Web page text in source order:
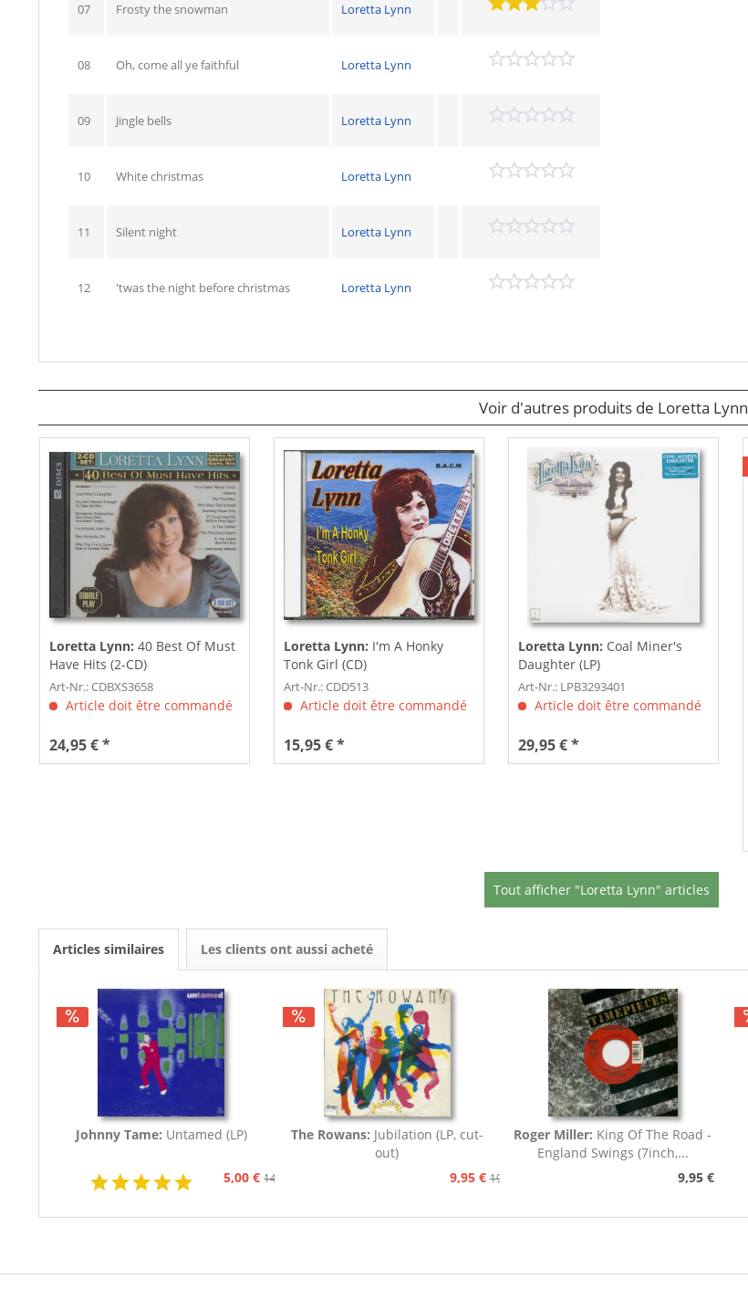
07 Frosty the snowman Loretta Lynn
08 Oh, come all ye faithful Loretta Lynn
09 Jingle bells Loretta Lynn
10 White christmas Loretta Lynn
11 Silent night Loretta Lynn
12 'twas the night before christmas Loretta Lynn
Voir d'autres produits de Loretta Lynn
Loretta Lynn: 40 Best Of Must
Have Hits (2-CD)
Art-Nr.: CDBXS3658
Article doit être commandé
24,95 € *
Loretta Lynn: I'm A Honky
Tonk Girl (CD)
Art-Nr.: CDD513
Article doit être commandé
15,95 € *
Loretta Lynn: Coal Miner's
Daughter (LP)
Art-Nr.: LPB3293401
Article doit être commandé
29,95 € *
Tout afficher "Loretta Lynn" articles
Articles similaires Les clients ont aussi acheté
Johnny Tame: Untamed (LP)
5,00 € 14,95 €
The Rowans: Jubilation (LP, cut-
out)
9,95 € 19,95 €
Roger Miller: King Of The Road -
England Swings (7inch,...
9,95 €